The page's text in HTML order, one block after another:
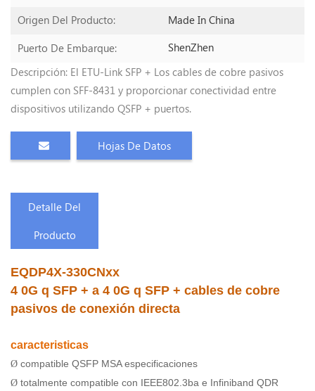
Origen Del Producto: Made In China
Puerto De Embarque:
ShenZhen
Descripción: El ETU-Link SFP + Los cables de cobre pasivos
cumplen con SFF-8431 y proporcionar conectividad entre
dispositivos utilizando QSFP + puertos.
Hojas De Datos
Detalle Del
Producto
EQDP4X-330CNxx
4 0G q SFP + a 4 0G q SFP + cables de cobre
pasivos de conexión directa
caracteristicas
Ø compatible QSFP MSA especificaciones
Ø totalmente compatible con IEEE802.3ba e Infiniband QDR